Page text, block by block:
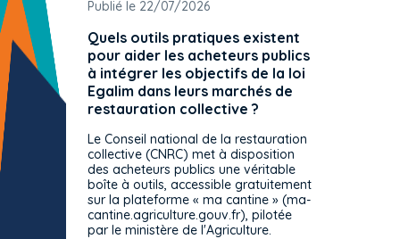
Publié le 22/07/2026
Quels outils pratiques existent
pour aider les acheteurs publics
à intégrer les objectifs de la loi
Egalim dans leurs marchés de
restauration collective ?
Le Conseil national de la restauration
collective (CNRC) met à disposition
des acheteurs publics une véritable
boîte à outils, accessible gratuitement
sur la plateforme « ma cantine » (ma-
cantine.agriculture.gouv.fr), pilotée
par le ministère de l'Agriculture.